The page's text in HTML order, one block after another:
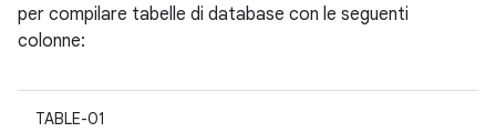
per compilare tabelle di database con le seguenti
colonne:
TABLE-01